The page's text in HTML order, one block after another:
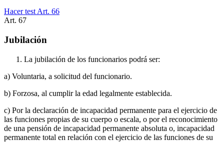
Hacer test Art. 66
Art. 67
Jubilación
La jubilación de los funcionarios podrá ser:
a) Voluntaria, a solicitud del funcionario.
b) Forzosa, al cumplir la edad legalmente establecida.
c) Por la declaración de incapacidad permanente para el ejercicio de
las funciones propias de su cuerpo o escala, o por el reconocimiento
de una pensión de incapacidad permanente absoluta o, incapacidad
permanente total en relación con el ejercicio de las funciones de su